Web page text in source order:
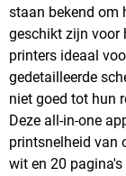
staan bekend om
geschikt zijn voor
printers ideaal
gedetailleerde
niet goed tot hun
Deze all-in-one
printsnelheid van
wit en 20